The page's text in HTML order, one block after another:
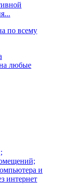
по всему
любые
и
интернет